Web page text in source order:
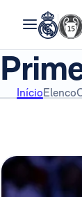
InícioElenco